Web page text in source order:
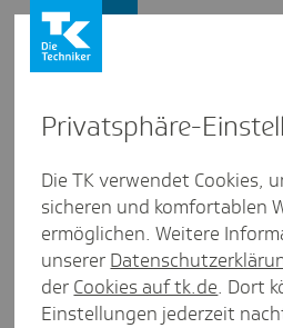
Hessi­sche
schritte bei der
Pres­se­mit­tei­lung aus Hessen
Presse und Politik Digitaler
Privat­sphäre-
Die TK verwendet Cookies,
sicheren und komfortablen
ermöglichen. Weitere
unserer
der Cookies auf tk.de. Dort
Einstellungen jederzeit